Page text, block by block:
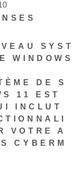
SYST
WINDOWS
DE S
11 EST
INCLUT
VOTRE A
CYBERM